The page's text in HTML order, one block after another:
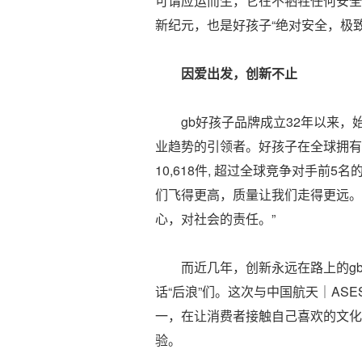
新纪元，也是好孩子“绝对安全，极
因爱出发，创新不止
gb好孩子品牌成立32年以来，
业趋势的引领者。好孩子在全球拥
10,618件, 超过全球竞争对手前5名
们飞得更高，质量让我们走得更远
心，对社会的责任。”
而近几年，创新永远在路上的gb
话“后浪”们。这次与中国航天｜
一，在让消费者接触自己喜欢的文
验。